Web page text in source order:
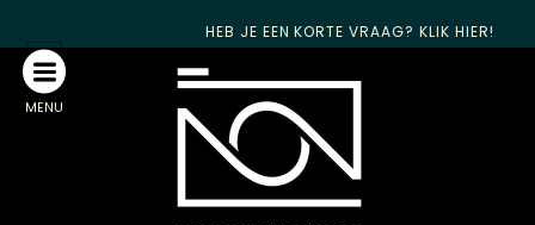
MENU
HEB JE EEN KORTE VRAAG? KLIK HIER!